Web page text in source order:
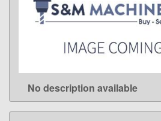
LEARN MORE
No description available